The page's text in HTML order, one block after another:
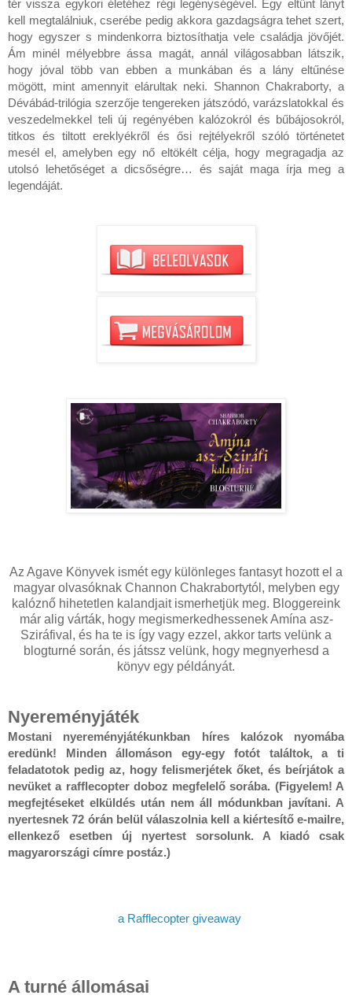
tér vissza egykori életéhez régi legénységével. Egy eltűnt lányt
kell megtalálniuk, cserébe pedig akkora gazdagságra tehet szert,
hogy egyszer s mindenkorra biztosíthatja vele családja jövőjét.
Ám minél mélyebbre ássa magát, annál világosabban látszik,
hogy jóval több van ebben a munkában és a lány eltűnése
mögött, mint amennyit elárultak neki. Shannon Chakraborty, a
Dévábád-trilógia szerzője tengereken játszódó, varázslatokkal és
veszedelmekkel teli új regényében kalózokról és bűbájosokról,
titkos és tiltott ereklyékről és ősi rejtélyekről szóló történetet
mesél el, amelyben egy nő eltökélt célja, hogy megragadja az
utolsó lehetőséget a dicsőségre… és saját maga írja meg a
legendáját.
Az Agave Könyvek ismét egy különleges fantasyt hozott el a
magyar olvasóknak Channon Chakrabortytól, melyben egy
kalóznő hihetetlen kalandjait ismerhetjük meg. Bloggereink
már alig várták, hogy megismerkedhessenek Amína asz-
Sziráfival, és ha te is így vagy ezzel, akkor tarts velünk a
blogturné során, és játssz velünk, hogy megnyerhesd a
könyv egy példányát.
Nyereményjáték
Mostani nyereményjátékunkban híres kalózok nyomába
eredünk! Minden állomáson egy-egy fotót találtok, a ti
feladatotok pedig az, hogy felismerjétek őket, és beírjátok a
nevüket a rafflecopter doboz megfelelő sorába. (Figyelem! A
megfejtéseket elküldés után nem áll módunkban javítani. A
nyertesnek 72 órán belül válaszolnia kell a kiértesítő e-mailre,
ellenkező esetben új nyertest sorsolunk. A kiadó csak
magyarországi címre postáz.)
a Rafflecopter giveaway
A turné állomásai